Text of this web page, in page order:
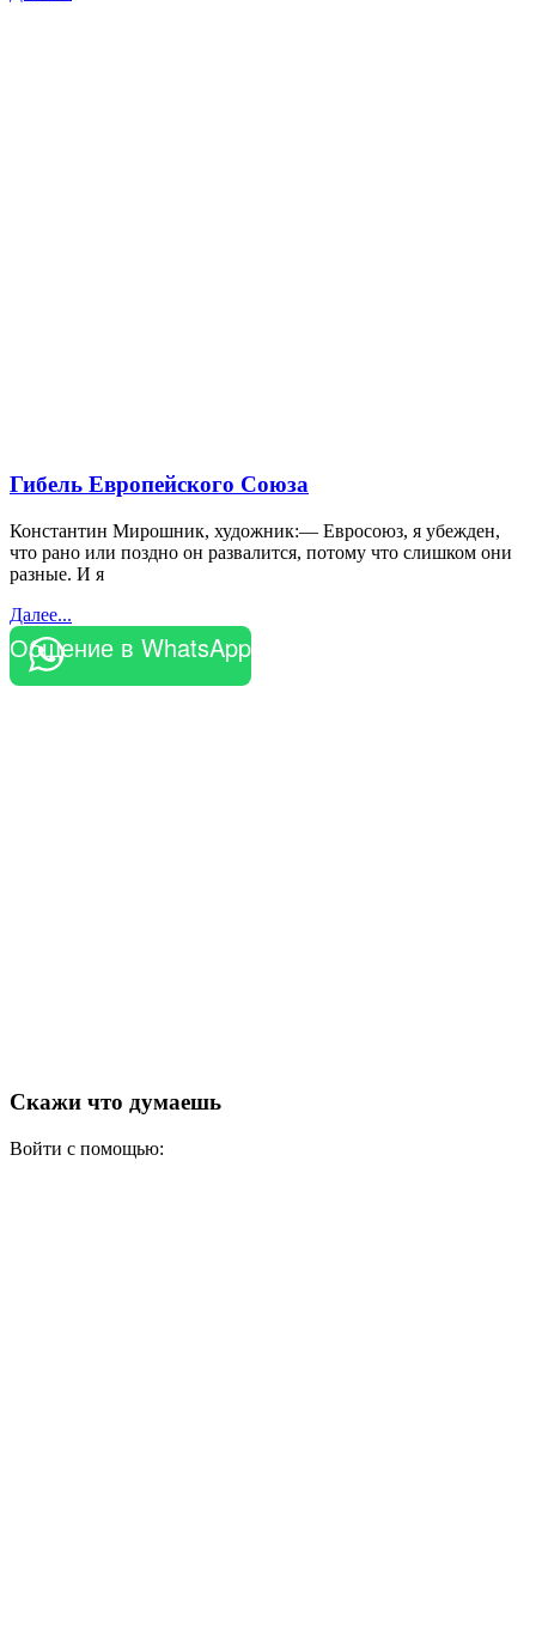
Гибель Европейского Союза
Константин Мирошник, художник:— Евросоюз, я убежден,
что рано или поздно он развалится, потому что слишком они
разные. И я
Далее...
Общение в WhatsApp
Скажи что думаешь
Войти с помощью: